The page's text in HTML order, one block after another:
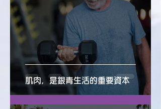
肌肉，是銀青生活的重要資本